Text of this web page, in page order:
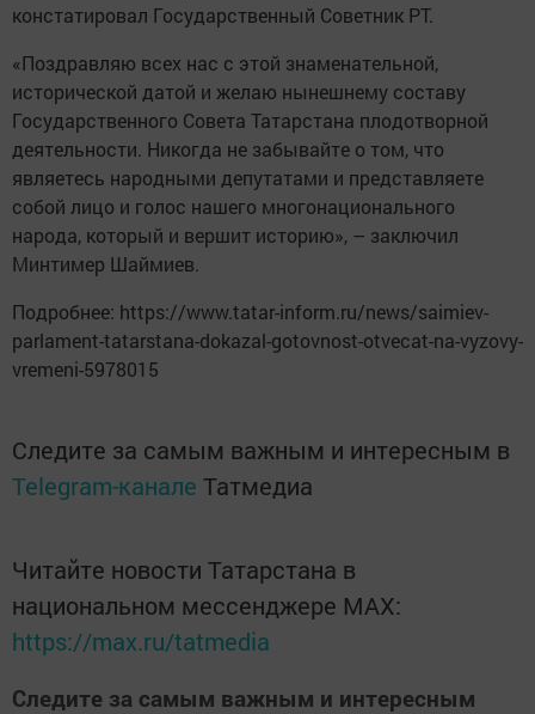
констатировал Государственный Советник РТ.
«Поздравляю всех нас с этой знаменательной,
исторической датой и желаю нынешнему составу
Государственного Совета Татарстана плодотворной
деятельности. Никогда не забывайте о том, что
являетесь народными депутатами и представляете
собой лицо и голос нашего многонационального
народа, который и вершит историю», – заключил
Минтимер Шаймиев.
Подробнее: https://www.tatar-inform.ru/news/saimiev-
parlament-tatarstana-dokazal-gotovnost-otvecat-na-vyzovy-
vremeni-5978015
Следите за самым важным и интересным в
Telegram-канале Татмедиа
Читайте новости Татарстана в
национальном мессенджере MАХ:
https://max.ru/tatmedia
Следите за самым важным и интересным